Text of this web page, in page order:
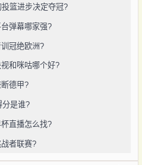
投篮进步决定夺冠?
弹幕哪家强?
冠绝欧洲?
和咪咕哪个好?
德甲?
分是谁?
直播怎么找?
者联赛?